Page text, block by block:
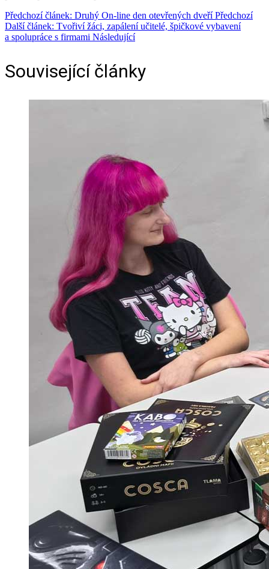
Předchozí článek: Druhý On-line den otevřených dveříPředchozí
Další článek: Tvořiví žáci, zapálení učitelé, špičkové vybavení
a spolupráce s firmami Následující
Související články